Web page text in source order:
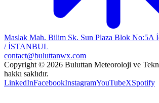
Maslak Mah. Bilim Sk. Sun Plaza Blok No:5A
/ İSTANBUL
contact@buluttanwx.com
Copyright © 2026 Buluttan Meteoroloji ve
hakkı saklıdır.
LinkedInFacebookInstagramYouTubeXSpotify